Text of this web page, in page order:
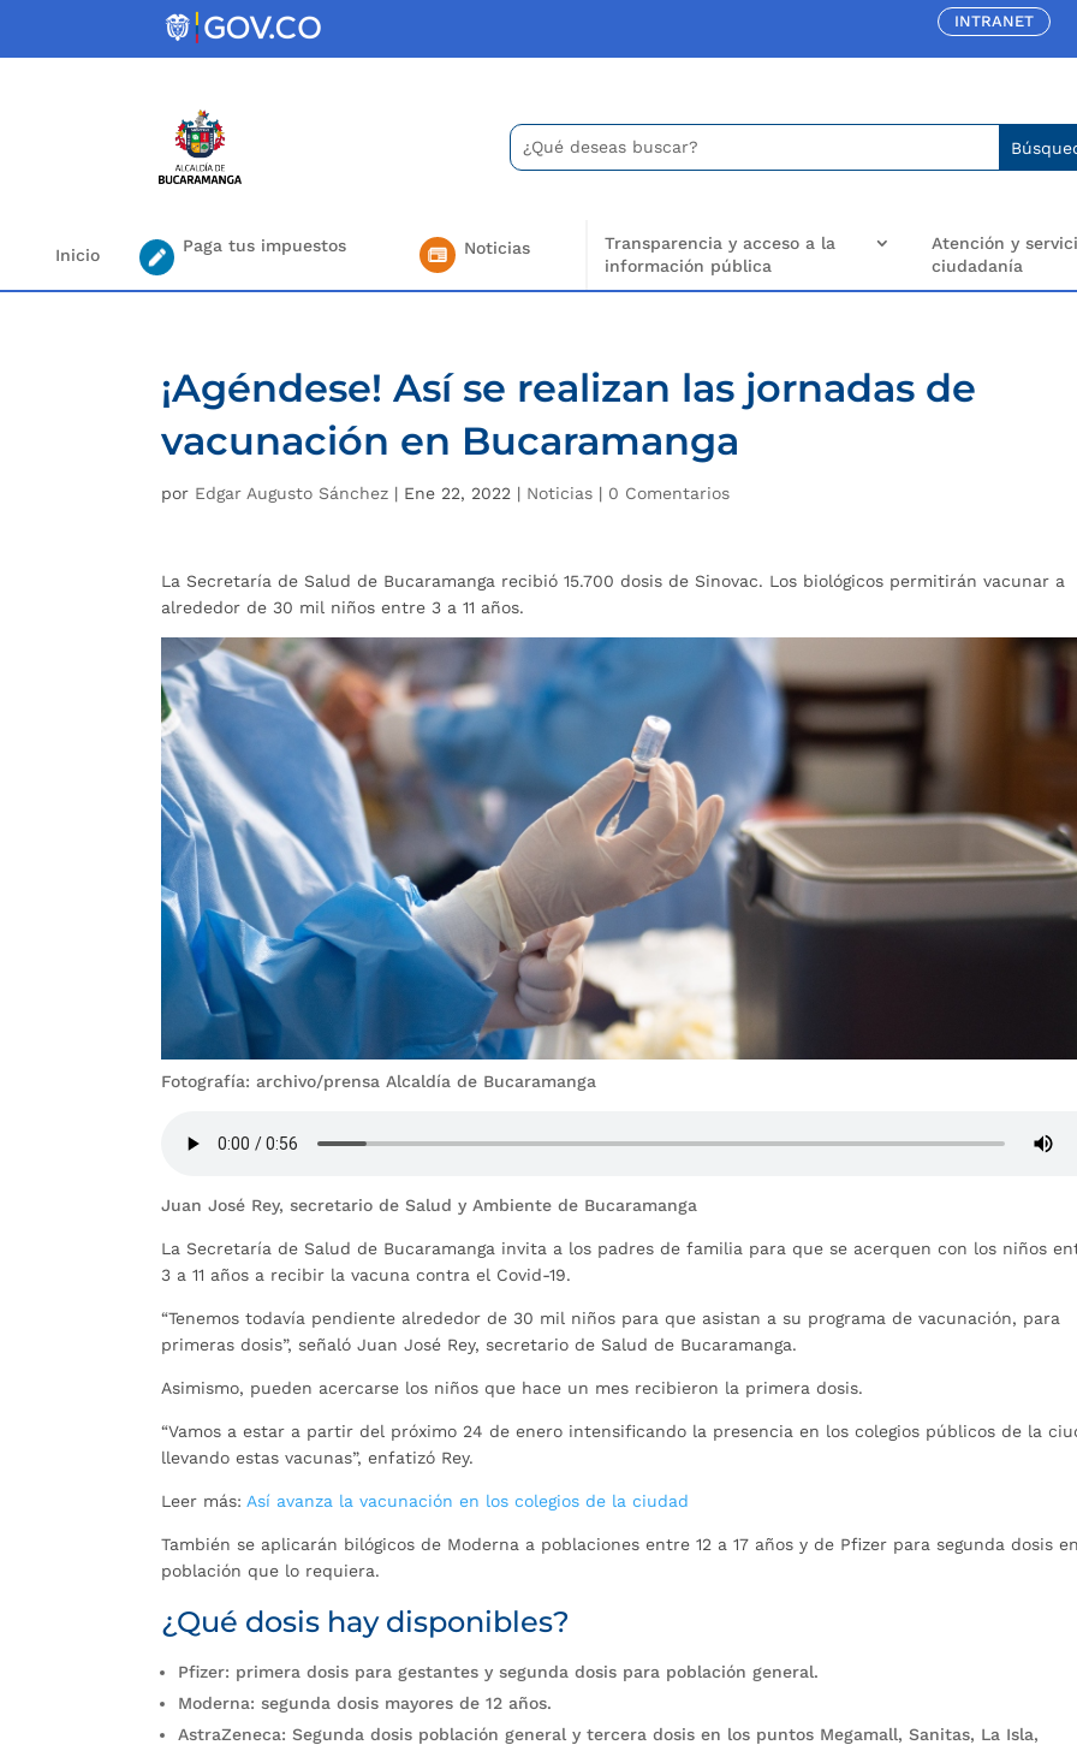
INTRANET
Buscar:
Search
for...
Inicio Paga tus impuestos Noticias
Transparencia y acceso a la
información pública
Atención y
ciudadanía
¡Agéndese! Así se realizan las jornadas de
vacunación en Bucaramanga
por Edgar Augusto Sánchez | Ene 22, 2022 | Noticias | 0 Comentarios
La Secretaría de Salud de Bucaramanga recibió 15.700 dosis de Sinovac. Los biológicos permitirán vacunar a
alrededor de 30 mil niños entre 3 a 11 años.
Fotografía: archivo/prensa Alcaldía de Bucaramanga
Juan José Rey, secretario de Salud y Ambiente de Bucaramanga
La Secretaría de Salud de Bucaramanga invita a los padres de familia para que se acerquen con los niños
3 a 11 años a recibir la vacuna contra el Covid-19.
“Tenemos todavía pendiente alrededor de 30 mil niños para que asistan a su programa de vacunación, para
primeras dosis”, señaló Juan José Rey, secretario de Salud de Bucaramanga.
Asimismo, pueden acercarse los niños que hace un mes recibieron la primera dosis.
“Vamos a estar a partir del próximo 24 de enero intensificando la presencia en los colegios públicos de la
llevando estas vacunas”, enfatizó Rey.
Leer más: Así avanza la vacunación en los colegios de la ciudad
También se aplicarán bilógicos de Moderna a poblaciones entre 12 a 17 años y de Pfizer para segunda dosis
población que lo requiera.
¿Qué dosis hay disponibles?
Pfizer: primera dosis para gestantes y segunda dosis para población general.
Moderna: segunda dosis mayores de 12 años.
AstraZeneca: Segunda dosis población general y tercera dosis en los puntos Megamall, Sanitas, La Isla,